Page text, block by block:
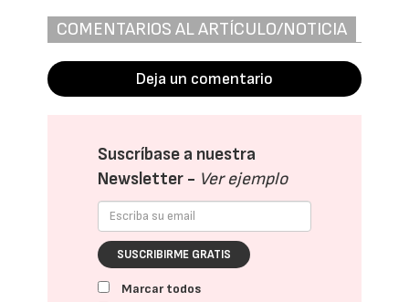
COMENTARIOS AL ARTÍCULO/NOTICIA
Deja un comentario
Suscríbase a nuestra
Newsletter - Ver ejemplo
SUSCRIBIRME GRATIS
Marcar todos